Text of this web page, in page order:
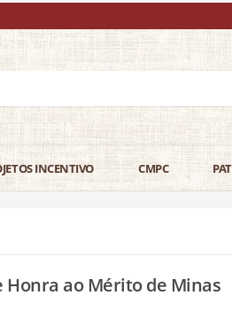
INCENTIVO CMPC
Honra ao Mérito de Minas